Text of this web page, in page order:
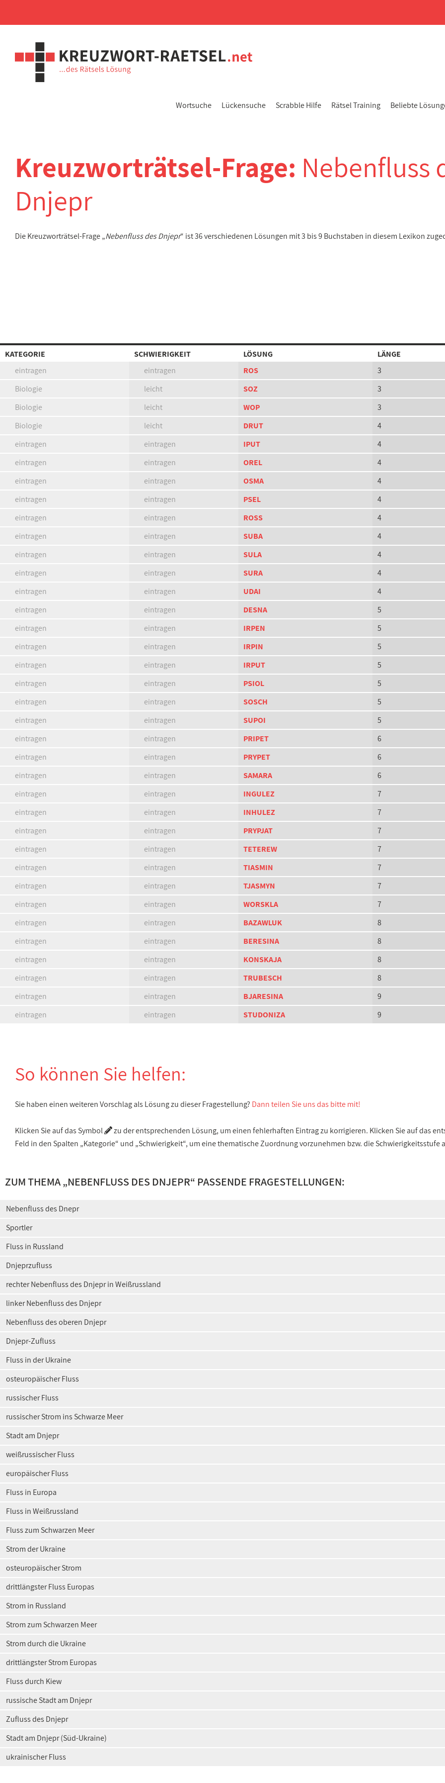
Wortsuche Lückensuche Scrabble Hilfe Rätsel Training Beliebte
Kreuzworträtsel-Frage: Nebenfluss
Dnjepr
Die Kreuzworträtsel-Frage „Nebenfluss des Dnjepr“ ist 36 verschiedenen Lösungen mit 3 bis 9 Buchstaben in diesem Lexikon
KATEGORIE SCHWIERIGKEIT LÖSUNG
LÄNGE
eintragen
eintragen ROS
3
Biologie
leicht SOZ
3
Biologie
leicht WOP
3
Biologie
leicht DRUT
4
eintragen
eintragen IPUT
4
eintragen
eintragen OREL
4
eintragen
eintragen OSMA
4
eintragen
eintragen PSEL
4
eintragen
eintragen ROSS
4
eintragen
eintragen SUBA
4
eintragen
eintragen SULA
4
eintragen
eintragen SURA
4
eintragen
eintragen UDAI
4
eintragen
eintragen DESNA
5
eintragen
eintragen IRPEN
5
eintragen
eintragen IRPIN
5
eintragen
eintragen IRPUT
5
eintragen
eintragen PSIOL
5
eintragen
eintragen SOSCH
5
eintragen
eintragen SUPOI
5
eintragen
eintragen PRIPET
6
eintragen
eintragen PRYPET
6
eintragen
eintragen SAMARA
6
eintragen
eintragen INGULEZ
7
eintragen
eintragen INHULEZ
7
eintragen
eintragen PRYPJAT
7
eintragen
eintragen TETEREW
7
eintragen
eintragen TIASMIN
7
eintragen
eintragen TJASMYN
7
eintragen
eintragen WORSKLA
7
eintragen
eintragen BAZAWLUK
8
eintragen
eintragen BERESINA
8
eintragen
eintragen KONSKAJA
8
eintragen
eintragen TRUBESCH
8
eintragen
eintragen BJARESINA
9
eintragen
eintragen STUDONIZA 9
So können Sie helfen:
Sie haben einen weiteren Vorschlag als Lösung zu dieser Fragestellung? Dann teilen Sie uns das bitte mit!
Klicken Sie auf das Symbol
zu der entsprechenden Lösung, um einen fehlerhaften Eintrag zu korrigieren. Klicken Sie auf das
Feld in den Spalten „Kategorie“ und „Schwierigkeit“, um eine thematische Zuordnung vorzunehmen bzw. die Schwierigkeitsstufe
ZUM THEMA „NEBENFLUSS DES DNJEPR“ PASSENDE FRAGESTELLUNGEN:
Nebenfluss des Dnepr
Sportler
Fluss in Russland
Dnjeprzufluss
rechter Nebenfluss des Dnjepr in Weißrussland
linker Nebenfluss des Dnjepr
Nebenfluss des oberen Dnjepr
Dnjepr-Zufluss
Fluss in der Ukraine
osteuropäischer Fluss
russischer Fluss
russischer Strom ins Schwarze Meer
Stadt am Dnjepr
weißrussischer Fluss
europäischer Fluss
Fluss in Europa
Fluss in Weißrussland
Fluss zum Schwarzen Meer
Strom der Ukraine
osteuropäischer Strom
drittlängster Fluss Europas
Strom in Russland
Strom zum Schwarzen Meer
Strom durch die Ukraine
drittlängster Strom Europas
Fluss durch Kiew
russische Stadt am Dnjepr
Zufluss des Dnjepr
Stadt am Dnjepr (Süd-Ukraine)
ukrainischer Fluss